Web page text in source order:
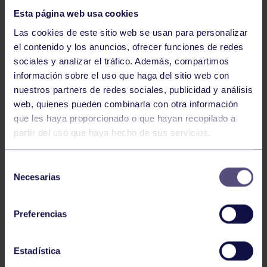
Esta página web usa cookies
Las cookies de este sitio web se usan para personalizar
el contenido y los anuncios, ofrecer funciones de redes
sociales y analizar el tráfico. Además, compartimos
información sobre el uso que haga del sitio web con
nuestros partners de redes sociales, publicidad y análisis
web, quienes pueden combinarla con otra información
que les haya proporcionado o que hayan recopilado a
partir del uso que haya hecho de sus servicios.
Necesarias
Preferencias
Estadística
Balonmano 25 May 2026
LEO CARDELI, CONVOCADO CON
ESPAÑA
Balonmano